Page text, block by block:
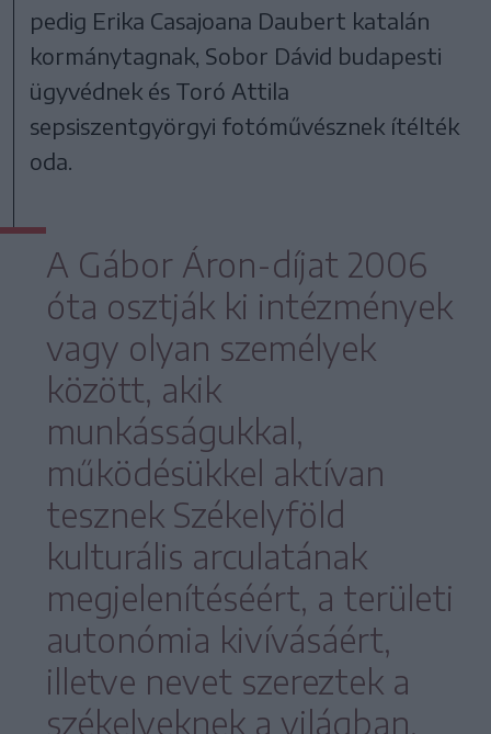
pedig Erika Casajoana Daubert katalán
kormánytagnak, Sobor Dávid budapesti
ügyvédnek és Toró Attila
sepsiszentgyörgyi fotóművésznek ítélték
oda.
A Gábor Áron-díjat 2006
óta osztják ki intézmények
vagy olyan személyek
között, akik
munkásságukkal,
működésükkel aktívan
tesznek Székelyföld
kulturális arculatának
megjelenítéséért, a területi
autonómia kivívásáért,
illetve nevet szereztek a
székelyeknek a világban.